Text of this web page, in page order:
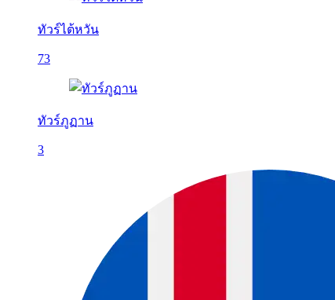
ทัวร์ไต้หวัน
73
ทัวร์ภูฏาน
3